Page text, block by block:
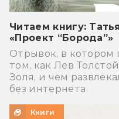
Читаем книгу:
«Проект “Борода”»
Отрывок, в котором
том, как Лев
Золя, и чем
без интернета
Книги